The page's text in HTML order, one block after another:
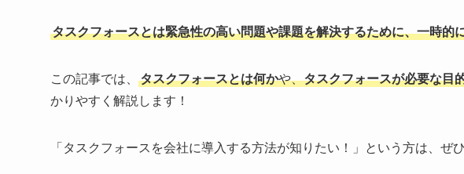
タスクフォースとは緊急性の高い問題や課題を解決するために、一時的
この記事では、 タスクフォースとは何かや、タスクフォースが必要な目
かりやすく解説します！
「タスクフォースを会社に導入する方法が知りたい！」という方は、ぜ